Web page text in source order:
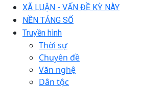
XÃ LUẬN - VẤN ĐỀ KỲ NÀY
NỀN TẢNG SỐ
Truyền hình
Thời sự
Chuyên đề
Văn nghệ
Dân tộc